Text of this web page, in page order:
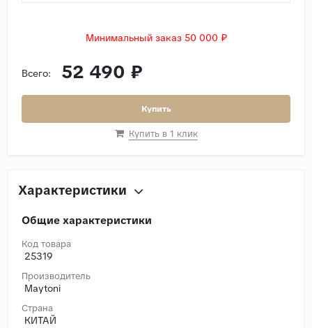
Минимальный заказ 50 000 ₽
Всего: 52 490 ₽
Купить
Купить в 1 клик
Характеристики
Общие характеристики
Код товара
25319
Производитель
Maytoni
Страна
КИТАЙ